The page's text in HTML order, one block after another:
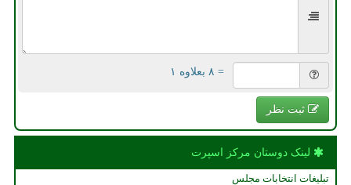
= ۸ بعلاوه ۱
ثبت نظر
لینک دوستان مركز اسپرت
تبلیغات انتخابات مجلس